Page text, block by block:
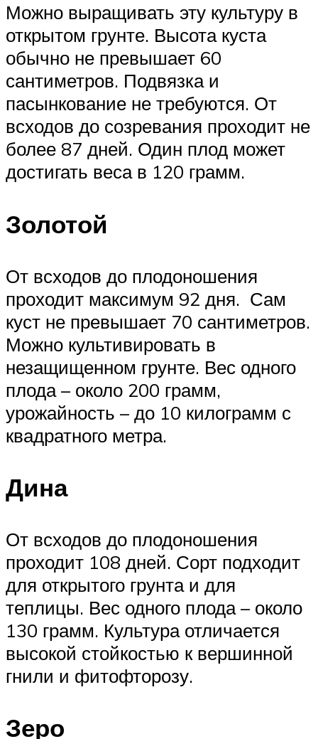
Можно выращивать эту культуру в
открытом грунте. Высота куста
обычно не превышает 60
сантиметров. Подвязка и
пасынкование не требуются. От
всходов до созревания проходит не
более 87 дней. Один плод может
достигать веса в 120 грамм.
Золотой
От всходов до плодоношения
проходит максимум 92 дня. Сам
куст не превышает 70 сантиметров.
Можно культивировать в
незащищенном грунте. Вес одного
плода – около 200 грамм,
урожайность – до 10 килограмм с
квадратного метра.
Дина
От всходов до плодоношения
проходит 108 дней. Сорт подходит
для открытого грунта и для
теплицы. Вес одного плода – около
130 грамм. Культура отличается
высокой стойкостью к вершинной
гнили и фитофторозу.
Зеро